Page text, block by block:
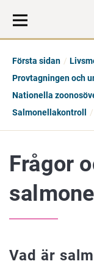
Första sidan
Provtagningen och
Nationella
Salmonellakontroll
Frågor
Vad är